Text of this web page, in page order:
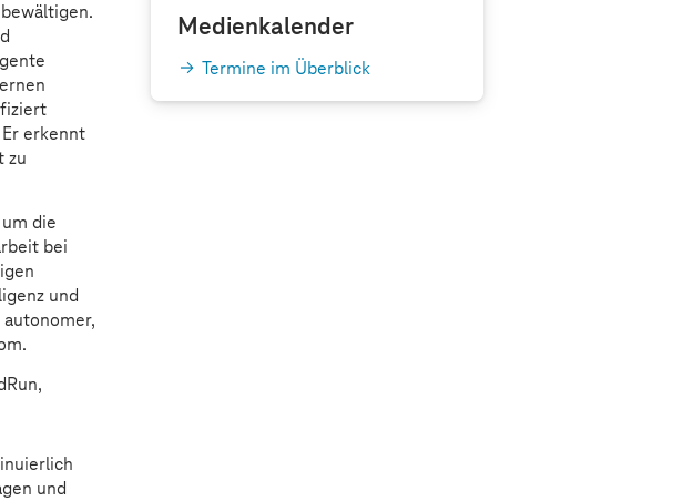
erkennt
zu
die
bei
und
und
Medienkalender
Termine im Überblick